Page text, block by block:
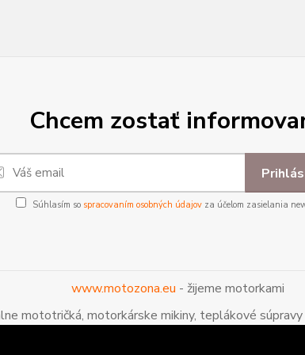
Chcem zostať
Súhlasím so spracovaním osobných údajov za účelom zasielania
www.motozona.eu - žijeme motorkami
mototričká, motorkárske mikiny, teplákové